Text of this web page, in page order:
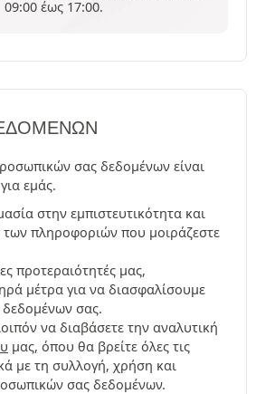
09:00 έως 17:00.
σας δεδομένων είναι
εμάς.
στην εμπιστευτικότητα και
πληροφοριών που μοιράζεστε
προτεραιότητές μας,
μέτρα για να διασφαλίσουμε
σας.
να διαβάσετε την αναλυτική
μας, όπου θα βρείτε όλες τις
με τη συλλογή, χρήση και
σας δεδομένων.